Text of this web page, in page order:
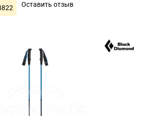
Оставить отзыв